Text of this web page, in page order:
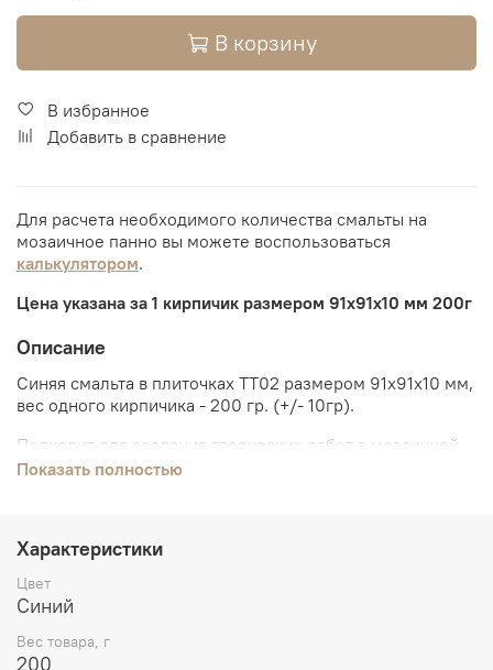
В корзину
В избранное
Добавить в сравнение
Для расчета необходимого количества смальты на
мозаичное панно вы можете воспользоваться
калькулятором.
Цена указана за 1 кирпичик размером 91х91х10 мм 200г
Описание
Синяя смальта в плиточках TT02 размером 91х91х10 мм,
вес одного кирпичика - 200 гр. (+/- 10гр).
Подходит для создания творческих работ в мозаичной
технике.
молоток для смальты
Для
кусачки
для клея, пинцет,
под мозаику
Показать полностью
Характеристики
Цвет
Синий
Вес товара, г
200